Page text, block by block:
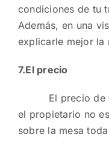
condiciones de tu
Además, en una
explicarle mejor la
7.El precio
El precio de
el propietario no
sobre la mesa